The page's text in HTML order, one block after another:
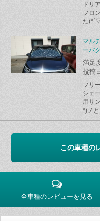
ドリ
フロ
た
マル
ーバ
満足
投稿
フリ
シェ
用サ
*)ノ
この車種の
全車種のレビューを見る